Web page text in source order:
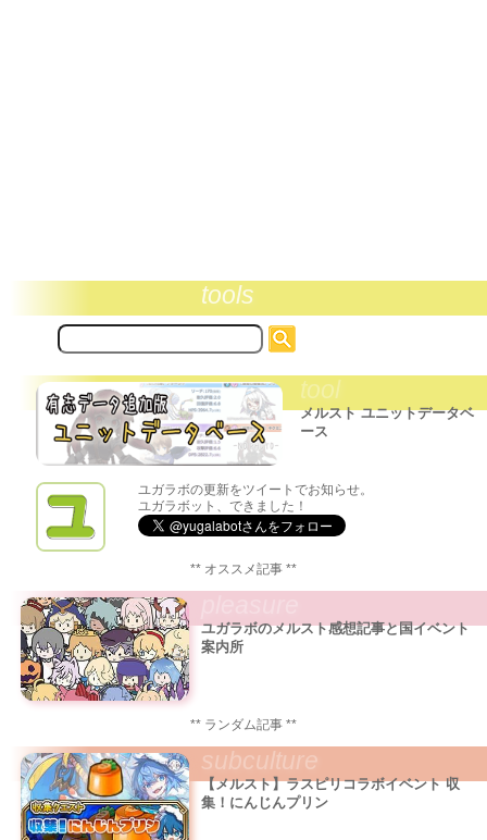
tools
サ
イ
内
検
索:
tool
メルスト ユニットデータベ
ース
ユガラボの更新をツイートでお知らせ。
ユガラボット、できました！
** オススメ記事 **
ユガラボのメルスト感想記事と国イベント
案内所
** ランダム記事 **
subculture
【メルスト】ラスピリコラボイベント 収
集！にんじんプリン